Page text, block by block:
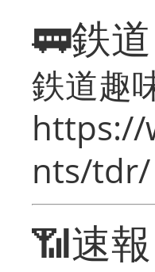
🚃鉄
鉄道趣
https://
nts/tdr/
📶速